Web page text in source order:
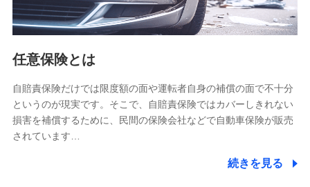
報。例として、dポイントカード番号、性別、年齢、家族
構成、住所、dポイント残高、dポイント利用履歴などが
含まれます。
当社又は株式会社NTTドコモが提供する各種サービスな
又は株式会社NTTドコモが提供する各種サービスのご契
約状態・ご利用履歴インターネット利用時の行動に関す
る情報、アプリケーション利用時の行動に関する情報、
購入されたサービスや商品の名称・購入場所・決済に関
する情報、アンケートの回答に関する情報などが含まれ
任意保険とは
自賠責保険だけでは限度額の面や運転者自身の補償の面で不十分
というのが現実です。そこで、自賠責保険ではカバーしきれない
損害を補償するために、民間の保険会社などで自動車保険が販売
されています…
続きを見る